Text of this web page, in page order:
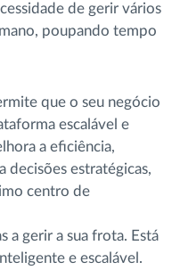
de gerir vários
poupando tempo
que o seu negócio
escalável e
a eficiência,
decisões estratégicas,
centro de
a gerir a sua frota. Está
e escalável.